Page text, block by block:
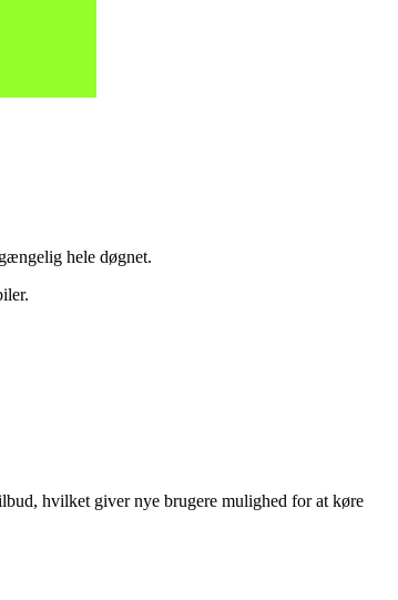
hele døgnet.
hvilket giver nye brugere mulighed for at køre